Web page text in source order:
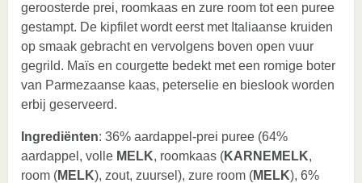
geroosterde prei, roomkaas en zure room tot een puree
gestampt. De kipfilet wordt eerst met Italiaanse kruiden
op smaak gebracht en vervolgens boven open vuur
gegrild. Maïs en courgette bedekt met een romige boter
van Parmezaanse kaas, peterselie en bieslook worden
erbij geserveerd.
Ingrediënten: 36% aardappel-prei puree (64%
aardappel, volle MELK, roomkaas (KARNEMELK,
room (MELK), zout, zuursel), zure room (MELK), 6%